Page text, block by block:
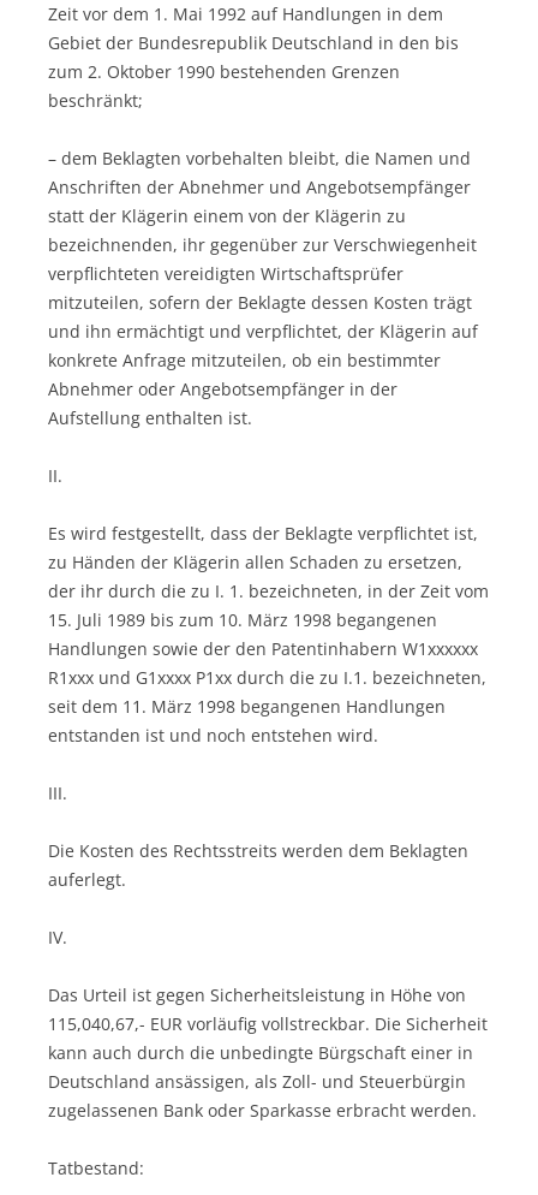
Zeit vor dem 1. Mai 1992 auf Handlungen in dem
Gebiet der Bundesrepublik Deutschland in den bis
zum 2. Oktober 1990 bestehenden Grenzen
beschränkt;
– dem Beklagten vorbehalten bleibt, die Namen und
Anschriften der Abnehmer und Angebotsempfänger
statt der Klägerin einem von der Klägerin zu
bezeichnenden, ihr gegenüber zur Verschwiegenheit
verpflichteten vereidigten Wirtschaftsprüfer
mitzuteilen, sofern der Beklagte dessen Kosten trägt
und ihn ermächtigt und verpflichtet, der Klägerin auf
konkrete Anfrage mitzuteilen, ob ein bestimmter
Abnehmer oder Angebotsempfänger in der
Aufstellung enthalten ist.
II.
Es wird festgestellt, dass der Beklagte verpflichtet ist,
zu Händen der Klägerin allen Schaden zu ersetzen,
der ihr durch die zu I. 1. bezeichneten, in der Zeit vom
15. Juli 1989 bis zum 10. März 1998 begangenen
Handlungen sowie der den Patentinhabern W1xxxxxx
R1xxx und G1xxxx P1xx durch die zu I.1. bezeichneten,
seit dem 11. März 1998 begangenen Handlungen
entstanden ist und noch entstehen wird.
III.
Die Kosten des Rechtsstreits werden dem Beklagten
auferlegt.
IV.
Das Urteil ist gegen Sicherheitsleistung in Höhe von
115,040,67,- EUR vorläufig vollstreckbar. Die Sicherheit
kann auch durch die unbedingte Bürgschaft einer in
Deutschland ansässigen, als Zoll- und Steuerbürgin
zugelassenen Bank oder Sparkasse erbracht werden.
Tatbestand: